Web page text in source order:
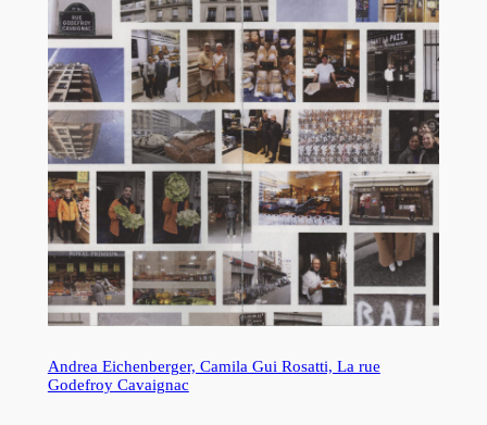
Andrea Eichenberger, Camila Gui Rosatti, La rue
Godefroy Cavaignac